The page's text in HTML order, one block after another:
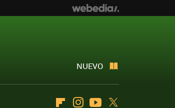
NUEVO
FlipboardInstagramYoutube